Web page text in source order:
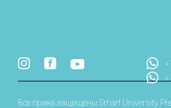
Все права защищены Smart University